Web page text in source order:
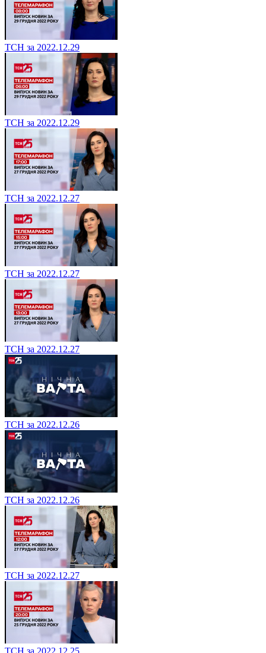
ТСН за 2022.12.29
ТСН за 2022.12.29
ТСН за 2022.12.27
ТСН за 2022.12.27
ТСН за 2022.12.27
ТСН за 2022.12.26
ТСН за 2022.12.26
ТСН за 2022.12.27
ТСН за 2022.12.25